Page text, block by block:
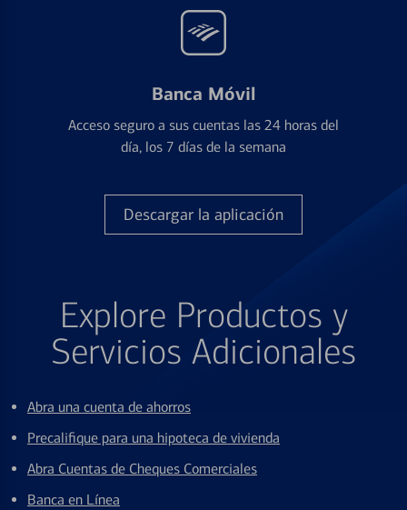
Banca Móvil
Acceso seguro a sus cuentas las 24 horas del
día, los 7 días de la semana
Descargar la aplicación
Explore Productos y
Servicios Adicionales
Abra una cuenta de ahorros
Precalifique para una hipoteca de vivienda
Abra Cuentas de Cheques Comerciales
Banca en Línea